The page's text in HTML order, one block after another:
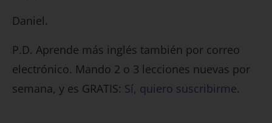
Daniel.
P.D. Aprende más inglés también por correo
electrónico. Mando 2 o 3 lecciones nuevas por
semana, y es GRATIS: Sí, quiero suscribirme.